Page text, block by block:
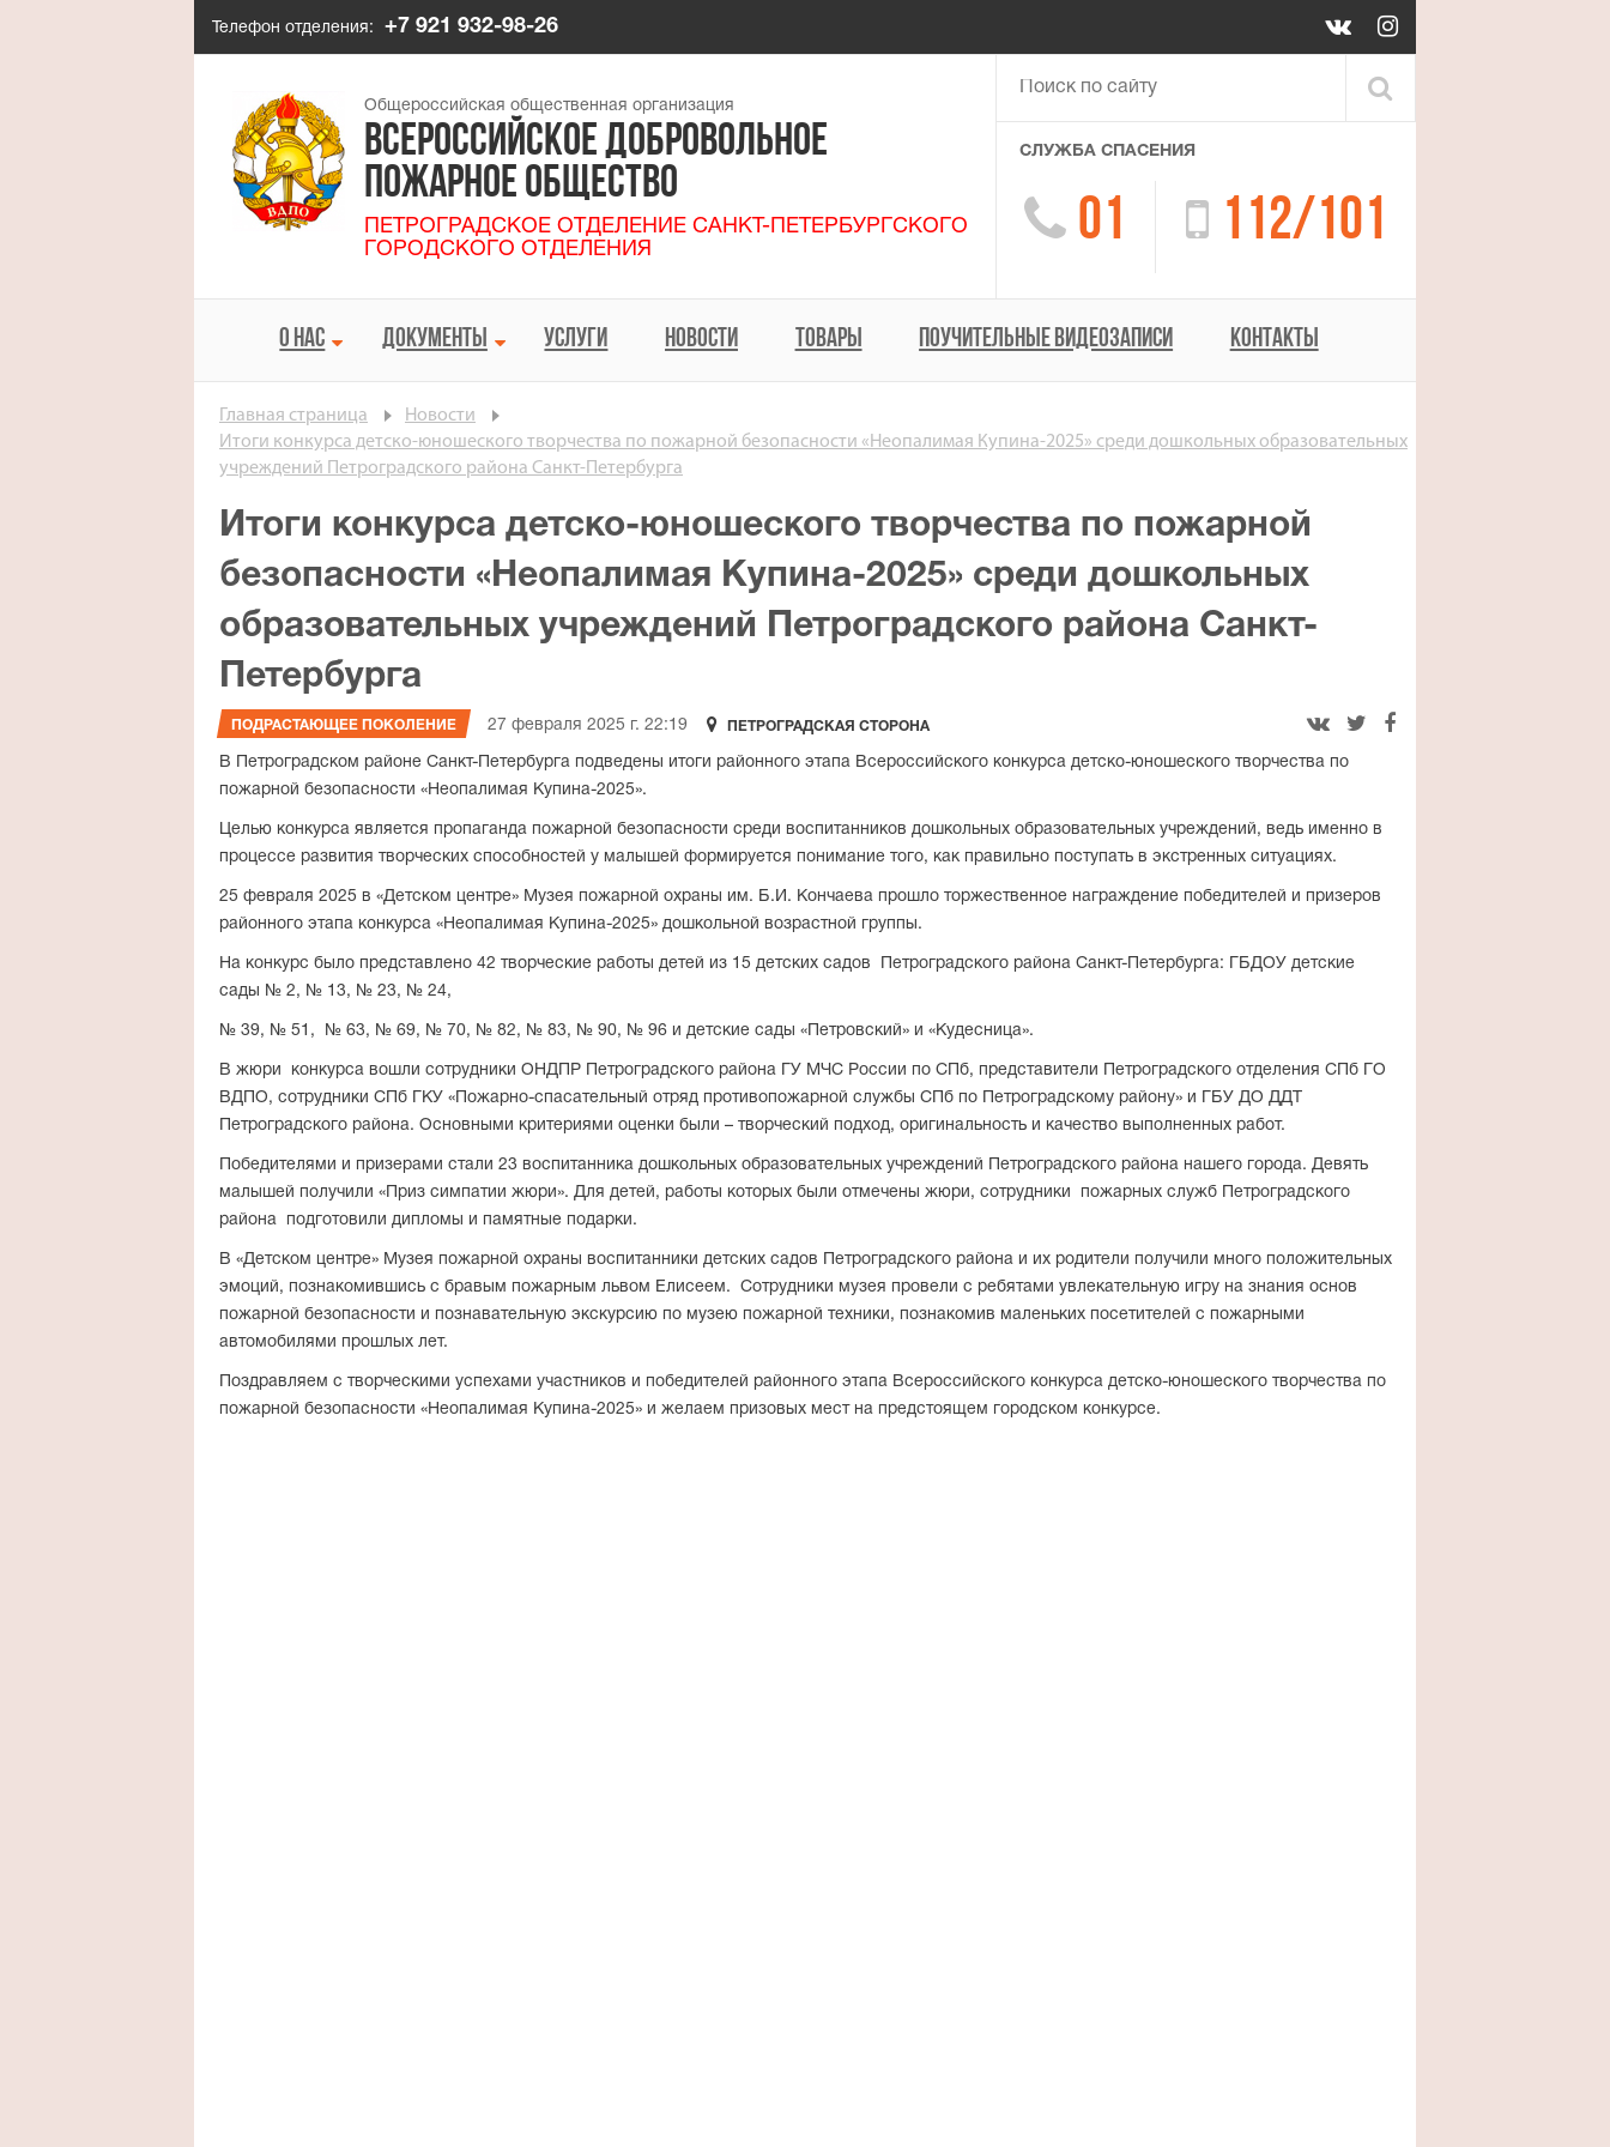
Телефон отделения: +7 921 932-98-26
Общероссийская общественная организация
ВСЕРОССИЙСКОЕ ДОБРОВОЛЬНОЕ
ПОЖАРНОЕ ОБЩЕСТВО
ПЕТРОГРАДСКОЕ ОТДЕЛЕНИЕ САНКТ-ПЕТЕРБУРГСКОГО
ГОРОДСКОГО ОТДЕЛЕНИЯ
СЛУЖБА СПАСЕНИЯ
 01  112/101
О НАС  ДОКУМЕНТЫ  УСЛУГИ НОВОСТИ ТОВАРЫ ПОУЧИТЕЛЬНЫЕ ВИДЕОЗАПИСИ КОНТАКТЫ
Главная страница
Новости
Итоги конкурса детско-юношеского творчества по пожарной безопасности «Неопалимая Купина-2025» среди дошкольных образовательных
учреждений Петроградского района Санкт-Петербурга
Итоги конкурса детско-юношеского творчества по пожарной
безопасности «Неопалимая Купина-2025» среди дошкольных
образовательных учреждений Петроградского района Санкт-
Петербурга
ПОДРАСТАЮЩЕЕ ПОКОЛЕНИЕ 27 февраля 2025 г. 22:19  ПЕТРОГРАДСКАЯ СТОРОНА   
В Петроградском районе Санкт-Петербурга подведены итоги районного этапа Всероссийского конкурса детско-юношеского творчества по
пожарной безопасности «Неопалимая Купина-2025».
Целью конкурса является пропаганда пожарной безопасности среди воспитанников дошкольных образовательных учреждений, ведь именно в
процессе развития творческих способностей у малышей формируется понимание того, как правильно поступать в экстренных ситуациях.
25 февраля 2025 в «Детском центре» Музея пожарной охраны им. Б.И. Кончаева прошло торжественное награждение победителей и призеров
районного этапа конкурса «Неопалимая Купина-2025» дошкольной возрастной группы.
На конкурс было представлено 42 творческие работы детей из 15 детских садов Петроградского района Санкт-Петербурга: ГБДОУ детские
сады № 2, № 13, № 23, № 24,
№ 39, № 51, № 63, № 69, № 70, № 82, № 83, № 90, № 96 и детские сады «Петровский» и «Кудесница».
В жюри конкурса вошли сотрудники ОНДПР Петроградского района ГУ МЧС России по СПб, представители Петроградского отделения СПб ГО
ВДПО, сотрудники СПб ГКУ «Пожарно-спасательный отряд противопожарной службы СПб по Петроградскому району» и ГБУ ДО ДДТ
Петроградского района. Основными критериями оценки были – творческий подход, оригинальность и качество выполненных работ.
Победителями и призерами стали 23 воспитанника дошкольных образовательных учреждений Петроградского района нашего города. Девять
малышей получили «Приз симпатии жюри». Для детей, работы которых были отмечены жюри, сотрудники пожарных служб Петроградского
района подготовили дипломы и памятные подарки.
В «Детском центре» Музея пожарной охраны воспитанники детских садов Петроградского района и их родители получили много положительных
эмоций, познакомившись с бравым пожарным львом Елисеем. Сотрудники музея провели с ребятами увлекательную игру на знания основ
пожарной безопасности и познавательную экскурсию по музею пожарной техники, познакомив маленьких посетителей с пожарными
автомобилями прошлых лет.
Поздравляем с творческими успехами участников и победителей районного этапа Всероссийского конкурса детско-юношеского творчества по
пожарной безопасности «Неопалимая Купина-2025» и желаем призовых мест на предстоящем городском конкурсе.